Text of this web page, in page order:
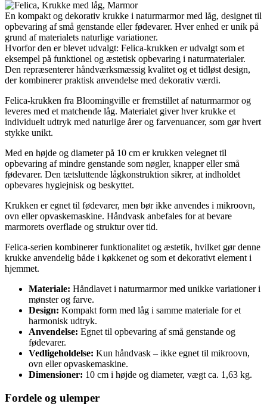
En kompakt og dekorativ krukke i naturmarmor med låg, designet til
opbevaring af små genstande eller fødevarer. Hver enhed er unik på
grund af materialets naturlige variationer.
Hvorfor den er blevet udvalgt: Felica-krukken er udvalgt som et
eksempel på funktionel og æstetisk opbevaring i naturmaterialer.
Den repræsenterer håndværksmæssig kvalitet og et tidløst design,
der kombinerer praktisk anvendelse med dekorativ værdi.
Felica-krukken fra Bloomingville er fremstillet af naturmarmor og
leveres med et matchende låg. Materialet giver hver krukke et
individuelt udtryk med naturlige årer og farvenuancer, som gør hvert
stykke unikt.
Med en højde og diameter på 10 cm er krukken velegnet til
opbevaring af mindre genstande som nøgler, knapper eller små
fødevarer. Den tætsluttende lågkonstruktion sikrer, at indholdet
opbevares hygiejnisk og beskyttet.
Krukken er egnet til fødevarer, men bør ikke anvendes i mikroovn,
ovn eller opvaskemaskine. Håndvask anbefales for at bevare
marmorets overflade og struktur over tid.
Felica-serien kombinerer funktionalitet og æstetik, hvilket gør denne
krukke anvendelig både i køkkenet og som et dekorativt element i
hjemmet.
Materiale: Håndlavet i naturmarmor med unikke variationer i
mønster og farve.
Design: Kompakt form med låg i samme materiale for et
harmonisk udtryk.
Anvendelse: Egnet til opbevaring af små genstande og
fødevarer.
Vedligeholdelse: Kun håndvask – ikke egnet til mikroovn,
ovn eller opvaskemaskine.
Dimensioner: 10 cm i højde og diameter, vægt ca. 1,63 kg.
Fordele og ulemper